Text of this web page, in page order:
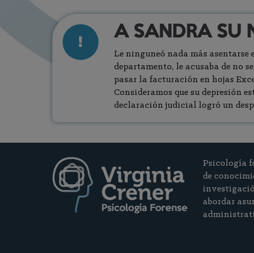
A SANDRA SU
Le ninguneó nada más asentarse
departamento, le acusaba de no
pasar la facturación en hojas
Consideramos que su depresión
declaración judicial logró un
Psicología
de
abordar